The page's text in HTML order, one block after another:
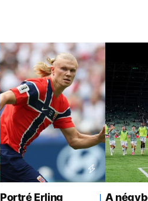
Portré Erling
A